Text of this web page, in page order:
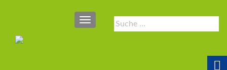
Suche
nach:
SCHALTE NAVIGATION